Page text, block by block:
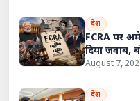
देश
FCRA पर
दिया जवाब,
August 7,
देश